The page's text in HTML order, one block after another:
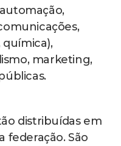
química),
marketing,
distribuídas em
federação. São